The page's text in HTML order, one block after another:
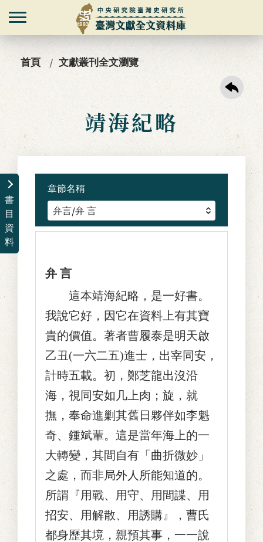
首頁 文獻叢刊全文瀏覽
靖海紀略
書
目
資
料
章節名稱
弁 言
這本靖海紀略，是一好書。
我說它好，因它在資料上有其寶
貴的價值。著者曹履泰是明天啟
乙丑(一六二五)進士，出宰同安，
計時五載。初，鄭芝龍出沒沿
海，視同安如几上肉；旋，就
撫，奉命進剿其舊日夥伴如李魁
奇、鍾斌輩。這是當年海上的一
大轉變，其間自有「曲折微妙」
之處，而非局外人所能知道的。
所謂『用戰、用守、用間諜、用
招安、用解散、用誘購』，曹氏
都身歷其境，親預其事，一一說